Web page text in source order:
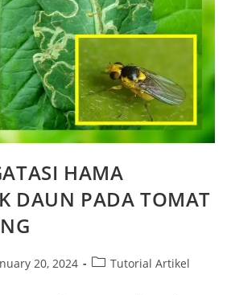
HAMA
DAUN PADA TOMAT
20, 2024 Tutorial Artikel